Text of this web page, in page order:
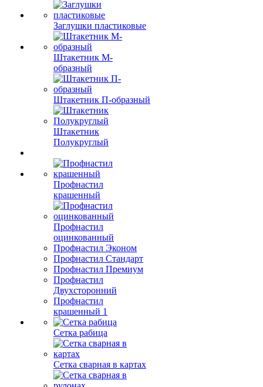
Заглушки пластиковые
Штакетник М-
образный
Штакетник П-образный
Штакетник
Полукруглый
Профнастил
крашенный
Профнастил
оцинкованный
Профнастил Эконом
Профнастил Стандарт
Профнастил Премиум
Профнастил
Двухсторонний
Профнастил
крашенный 1
Сетка рабица
Сетка сварная в картах